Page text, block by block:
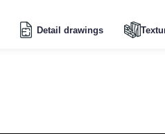
Detail drawings